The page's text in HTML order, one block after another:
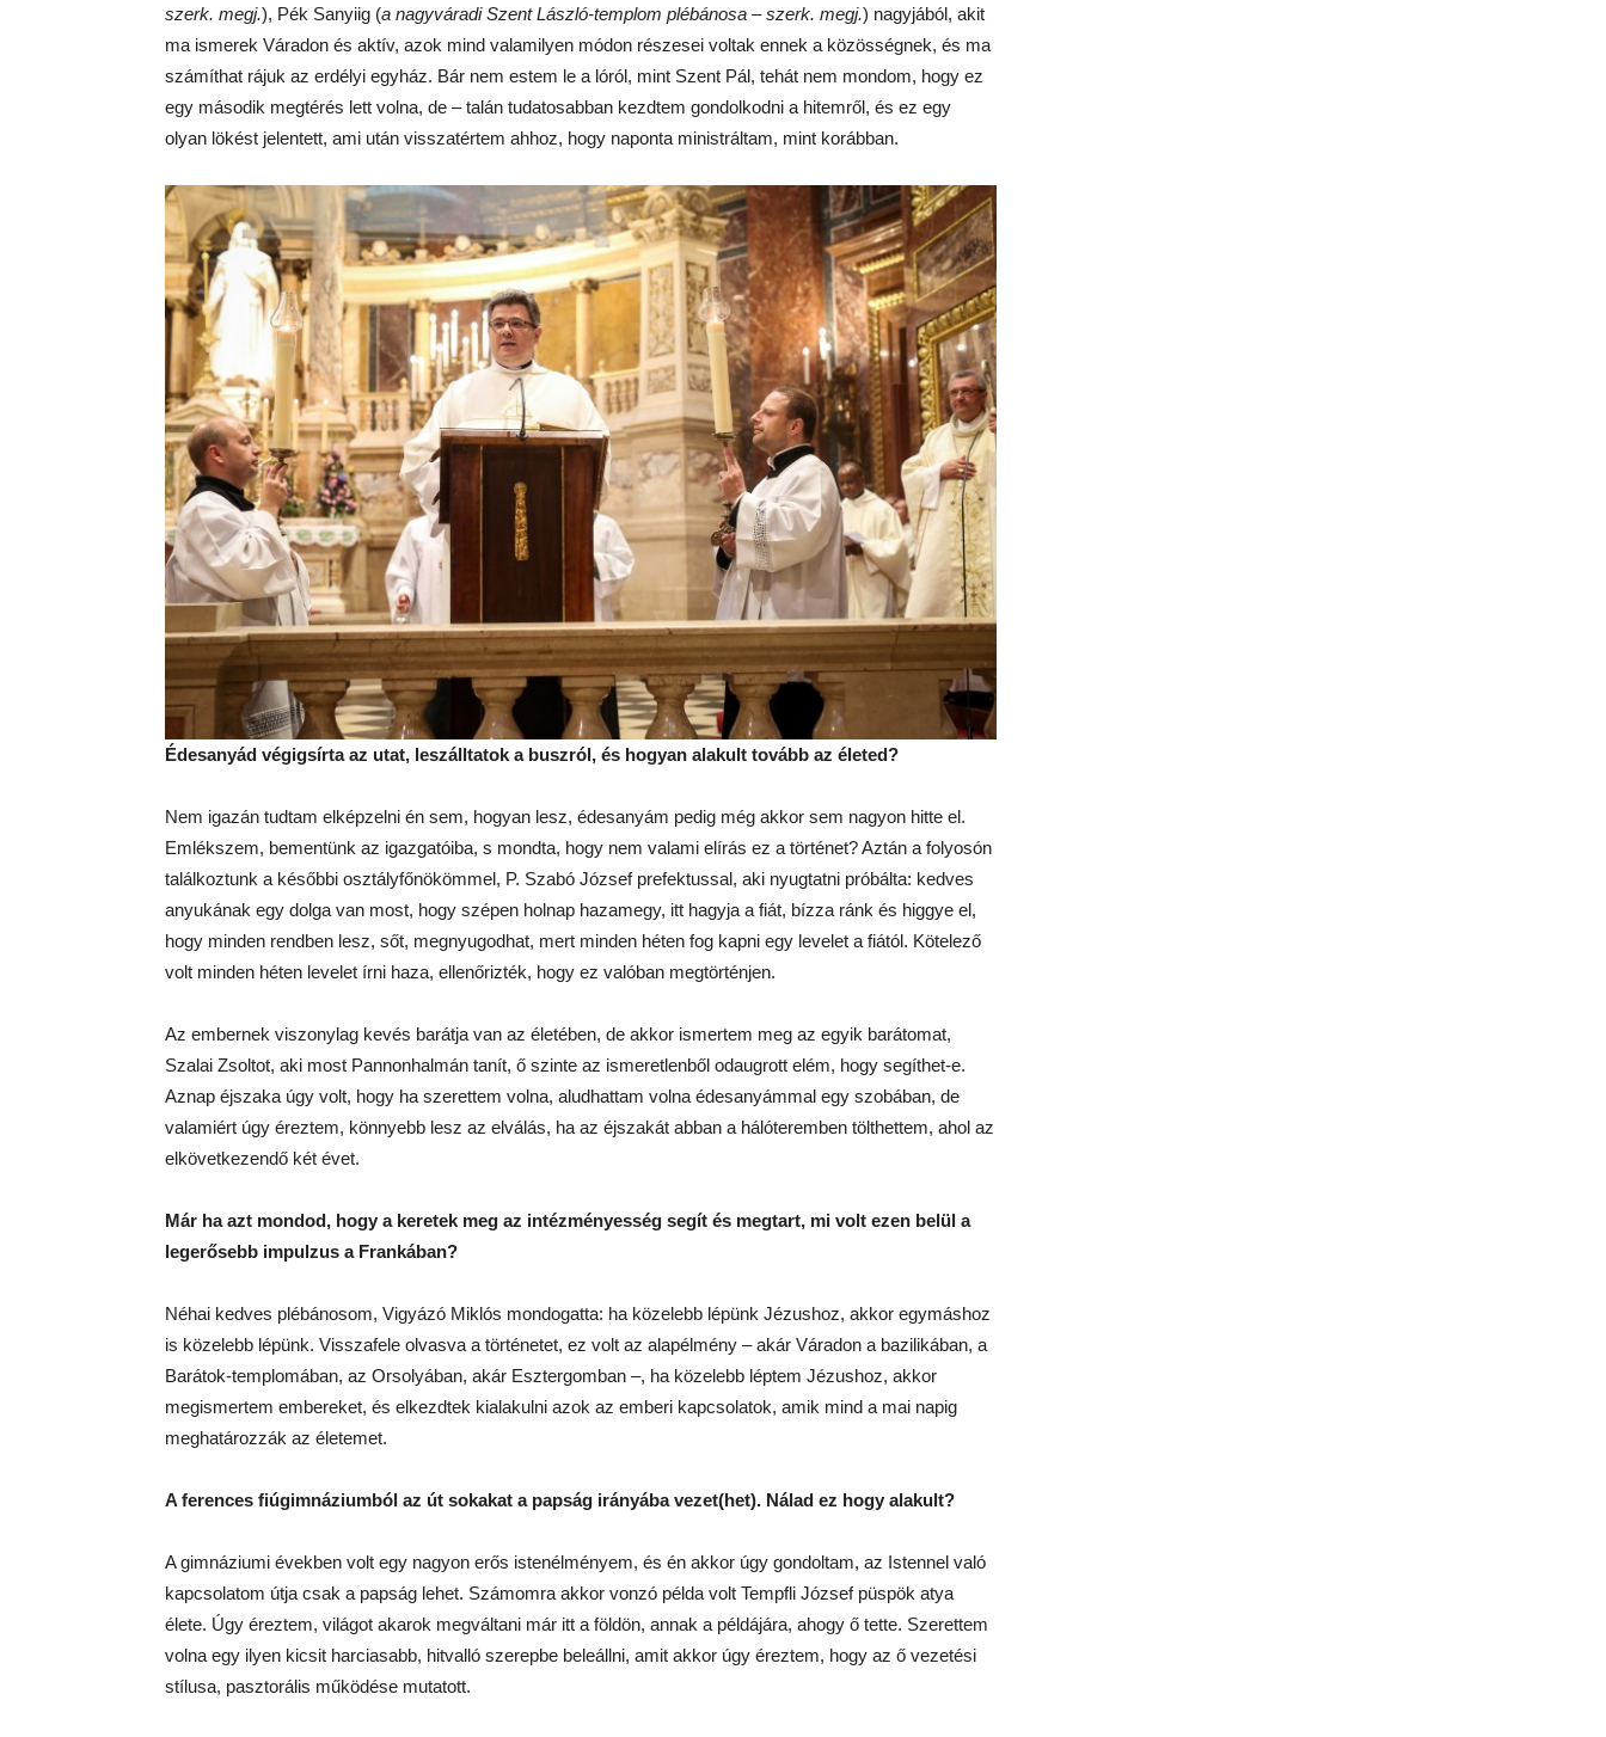
szerk. megj.), Pék Sanyiig (a nagyváradi Szent László-templom plébánosa – szerk. megj.) nagyjából, akit
ma ismerek Váradon és aktív, azok mind valamilyen módon részesei voltak ennek a közösségnek, és ma
számíthat rájuk az erdélyi egyház. Bár nem estem le a lóról, mint Szent Pál, tehát nem mondom, hogy ez
egy második megtérés lett volna, de – talán tudatosabban kezdtem gondolkodni a hitemről, és ez egy
olyan lökést jelentett, ami után visszatértem ahhoz, hogy naponta ministráltam, mint korábban.
Édesanyád végigsírta az utat, leszálltatok a buszról, és hogyan alakult tovább az életed?
Nem igazán tudtam elképzelni én sem, hogyan lesz, édesanyám pedig még akkor sem nagyon hitte el.
Emlékszem, bementünk az igazgatóiba, s mondta, hogy nem valami elírás ez a történet? Aztán a folyosón
találkoztunk a későbbi osztályfőnökömmel, P. Szabó József prefektussal, aki nyugtatni próbálta: kedves
anyukának egy dolga van most, hogy szépen holnap hazamegy, itt hagyja a fiát, bízza ránk és higgye el,
hogy minden rendben lesz, sőt, megnyugodhat, mert minden héten fog kapni egy levelet a fiától. Kötelező
volt minden héten levelet írni haza, ellenőrizték, hogy ez valóban megtörténjen.
Az embernek viszonylag kevés barátja van az életében, de akkor ismertem meg az egyik barátomat,
Szalai Zsoltot, aki most Pannonhalmán tanít, ő szinte az ismeretlenből odaugrott elém, hogy segíthet-e.
Aznap éjszaka úgy volt, hogy ha szerettem volna, aludhattam volna édesanyámmal egy szobában, de
valamiért úgy éreztem, könnyebb lesz az elválás, ha az éjszakát abban a hálóteremben tölthettem, ahol az
elkövetkezendő két évet.
Már ha azt mondod, hogy a keretek meg az intézményesség segít és megtart, mi volt ezen belül a
legerősebb impulzus a Frankában?
Néhai kedves plébánosom, Vigyázó Miklós mondogatta: ha közelebb lépünk Jézushoz, akkor egymáshoz
is közelebb lépünk. Visszafele olvasva a történetet, ez volt az alapélmény – akár Váradon a bazilikában, a
Barátok-templomában, az Orsolyában, akár Esztergomban –, ha közelebb léptem Jézushoz, akkor
megismertem embereket, és elkezdtek kialakulni azok az emberi kapcsolatok, amik mind a mai napig
meghatározzák az életemet.
A ferences fiúgimnáziumból az út sokakat a papság irányába vezet(het). Nálad ez hogy alakult?
A gimnáziumi években volt egy nagyon erős istenélményem, és én akkor úgy gondoltam, az Istennel való
kapcsolatom útja csak a papság lehet. Számomra akkor vonzó példa volt Tempfli József püspök atya
élete. Úgy éreztem, világot akarok megváltani már itt a földön, annak a példájára, ahogy ő tette. Szerettem
volna egy ilyen kicsit harciasabb, hitvalló szerepbe beleállni, amit akkor úgy éreztem, hogy az ő vezetési
stílusa, pasztorális működése mutatott.